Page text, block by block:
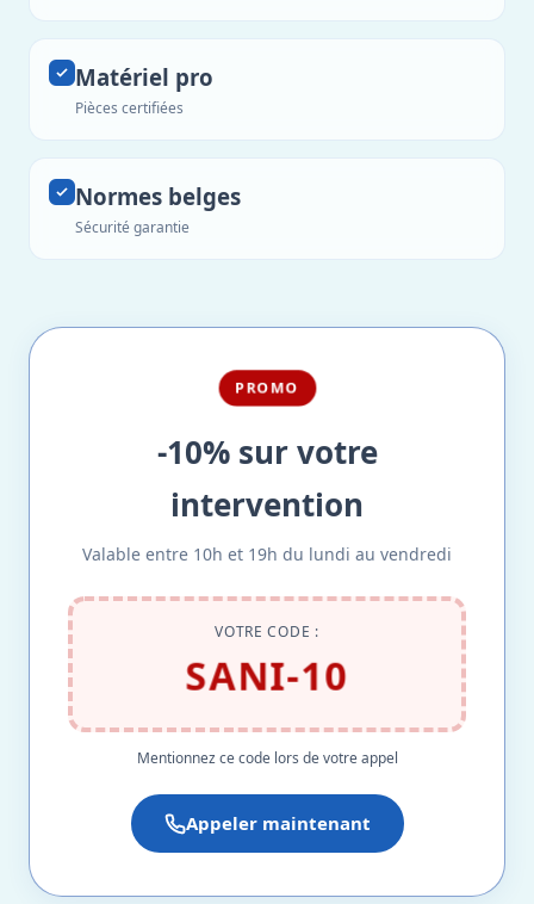
Matériel pro
Pièces certifiées
Normes belges
Sécurité garantie
PROMO
-10% sur votre
intervention
Valable entre 10h et 19h du lundi au vendredi
VOTRE CODE :
SANI-10
Mentionnez ce code lors de votre appel
Appeler maintenant